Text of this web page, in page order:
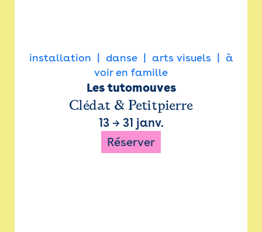
installation danse arts visuels
à
voir en famille
Les tutomouves
Clédat & Petitpierre
13→ 31 janv.
Réserver